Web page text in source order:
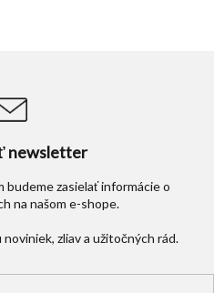
newsletter
budeme zasielať informácie o
na našom e-shope.